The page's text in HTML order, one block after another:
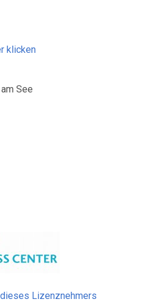
klicken
See
Lizenznehmers